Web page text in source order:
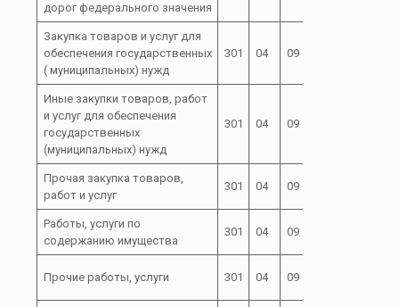
дорог федерального значения
Закупка товаров и услуг для
обеспечения государственных
( муниципальных) нужд
301 04 09
Иные закупки товаров, работ
и услуг для обеспечения
государственных
(муниципальных) нужд
301 04 09
Прочая закупка товаров,
работ и услуг
301 04 09
Работы, услуги по
содержанию имущества
301 04 09
Прочие работы, услуги 301 04 09